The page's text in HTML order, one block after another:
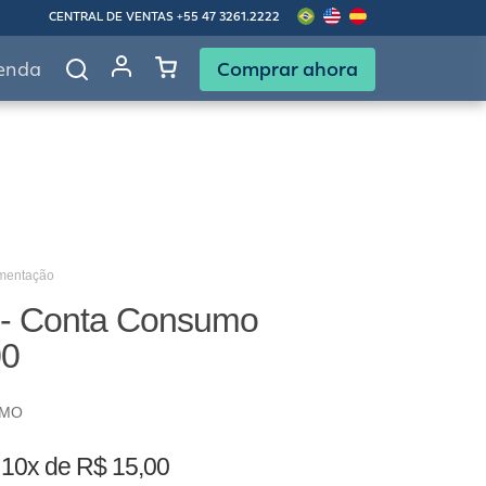
CENTRAL DE VENTAS +55 47 3261.2222
Comprar ahora
Conta Consumo
10x de R$ 15,00